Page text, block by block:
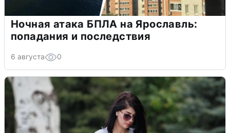
Ночная атака БПЛА на Ярославль:
попадания и последствия
6 августа 0